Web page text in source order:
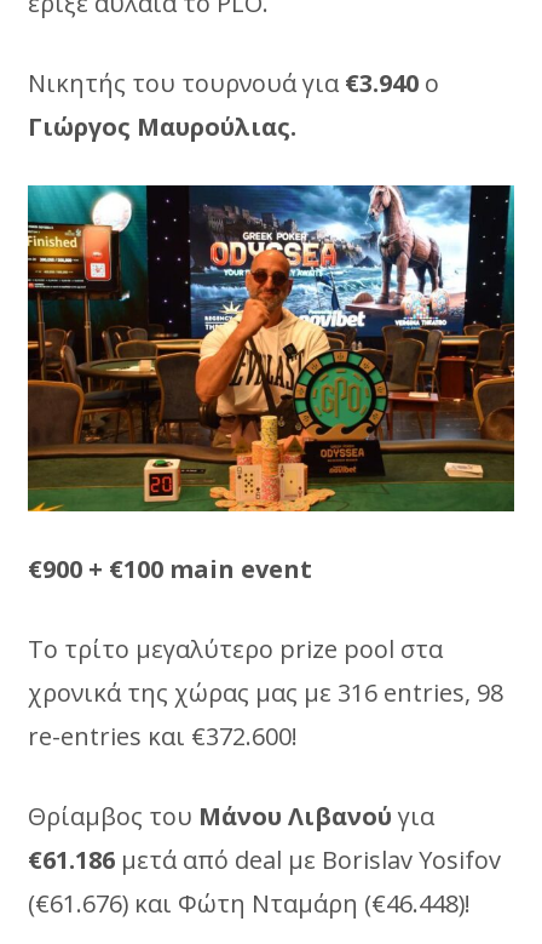
Νικητής του τουρνουά για €3.940ο
Γιώργος Μαυρούλιας.
€900 + €100 main event
To τρίτο μεγαλύτερο prize pool στα
χρονικά της χώρας μας με 316 entries, 98
re-entries και €372.600!
Θρίαμβος του Μάνου Λιβανούγια
€61.186μετά από deal με Borislav Yosifov
(€61.676) και Φώτη Νταμάρη (€46.448)!